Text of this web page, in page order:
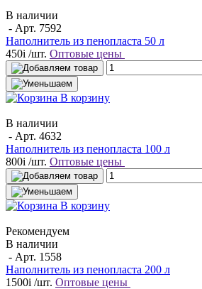
В наличии
- Арт. 7592
Наполнитель из пенопласта 50 л
450i /шт. Оптовые цены
В корзину
В наличии
- Арт. 4632
Наполнитель из пенопласта 100 л
800i /шт. Оптовые цены
В корзину
Рекомендуем
В наличии
- Арт. 1558
Наполнитель из пенопласта 200 л
1500i /шт. Оптовые цены